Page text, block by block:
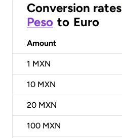
Conversion rates
Peso to Euro
Amount
1 MXN
10 MXN
20 MXN
100 MXN